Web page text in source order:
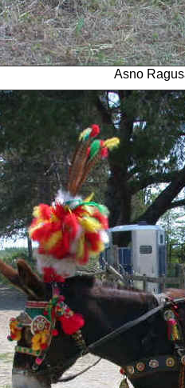
Asno